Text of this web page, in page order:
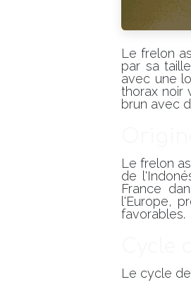
Le frelon
par sa
avec une
thorax noir
brun avec
Le frelon
de
France
l'Europe,
favorables.
Le cycle